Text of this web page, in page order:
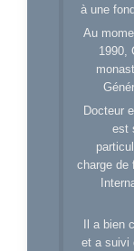
à une
Au
1990,
Docteur
est
charge de
Il a bien
et a suivi